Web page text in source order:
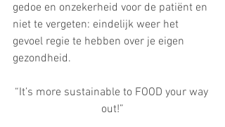
gedoe en onzekerheid voor de patiënt en
niet te vergeten: eindelijk weer het
gevoel regie te hebben over je eigen
gezondheid.
“It’s more sustainable to FOOD your way
out!”